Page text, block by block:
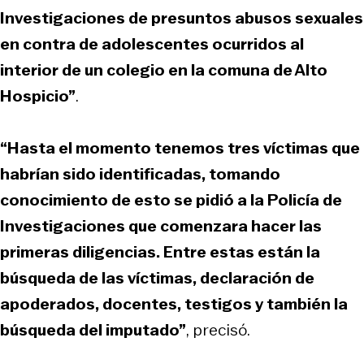
Investigaciones de presuntos abusos sexuales
en contra de adolescentes ocurridos al
interior de un colegio en la comuna de Alto
Hospicio”.
“Hasta el momento tenemos tres víctimas que
habrían sido identificadas, tomando
conocimiento de esto se pidió a la Policía de
Investigaciones que comenzara hacer las
primeras diligencias. Entre estas están la
búsqueda de las víctimas, declaración de
apoderados, docentes, testigos y también la
búsqueda del imputado”, precisó.